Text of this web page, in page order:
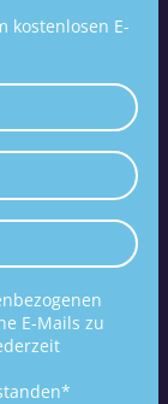
kostenlosen E-
E-Mails zu